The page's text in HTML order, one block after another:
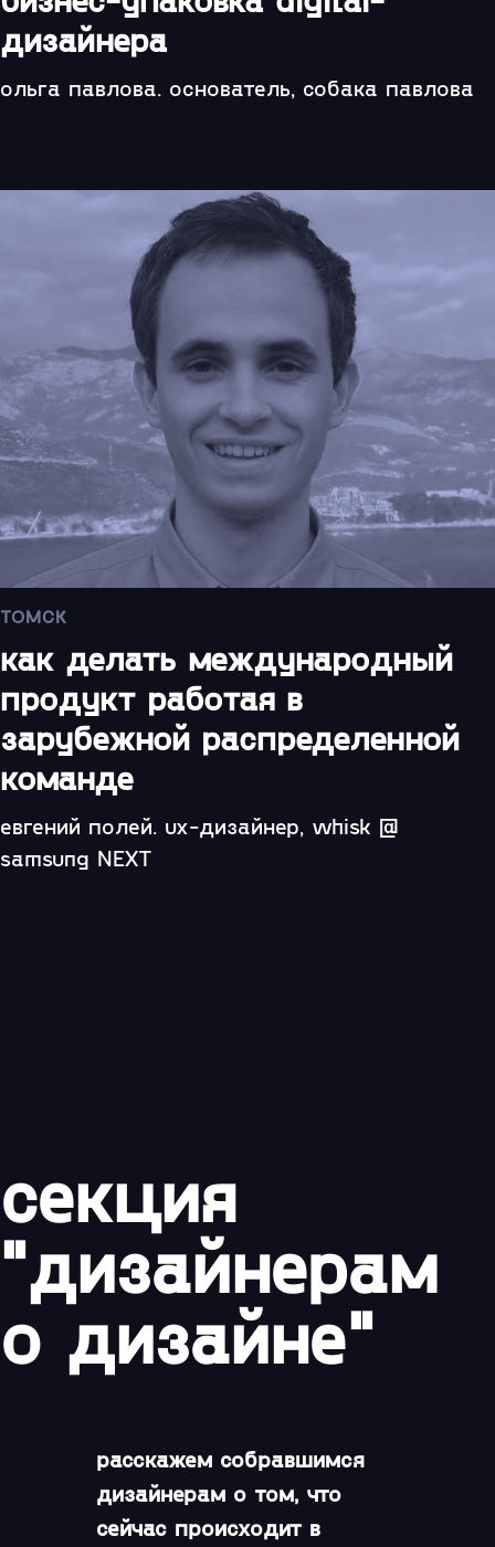
дизайнера
ольга павлова. основатель, собака павлова
ТОМСК
как делать международный
продукт работая в
зарубежной распределенной
команде
евгений полей. ux-дизайнер, whisk @
samsung NEXT​
секция
"дизайнерам
о дизайне"
расскажем собравшимся
дизайнерам о том, что
сейчас происходит в